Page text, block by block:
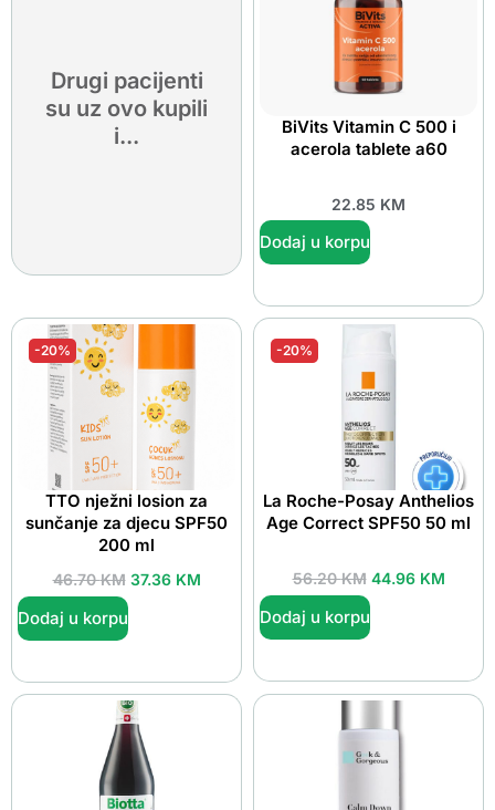
Drugi pacijenti
su uz ovo kupili
i...
BiVits Vitamin C 500 i
acerola tablete a60
22.85 KM
Dodaj u korpu
-20%
TTO nježni losion za
sunčanje za djecu SPF50
200 ml
46.70KM 37.36 KM
Dodaj u korpu
-20%
La Roche-Posay Anthelios
Age Correct SPF50 50 ml
56.20KM 44.96 KM
Dodaj u korpu